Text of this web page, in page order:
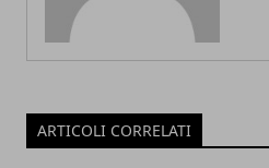
ARTICOLI CORRELATI